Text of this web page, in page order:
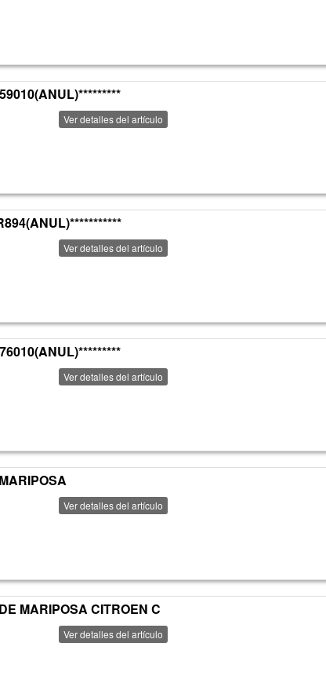
Ver detalles del artículo
Ver detalles del artículo
Ver detalles del artículo
Ver detalles del artículo
MARIPOSA CITROEN C
Ver detalles del artículo